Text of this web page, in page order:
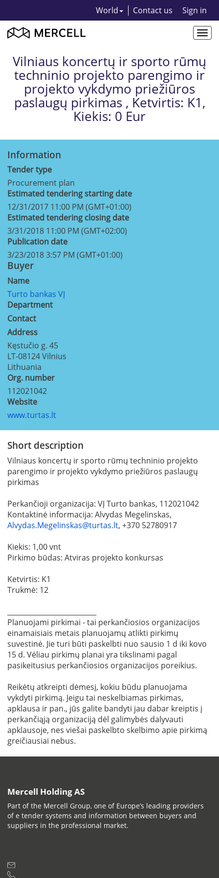
World Contact us Sign in
Vilniaus koncertų ir sporto rūmų
techninio projekto parengimo ir
projekto vykdymo priežiūros
paslaugų pirkimas , Ketvirtis: K1,
Kiekis: 0 Eur
Information
Tender type
Procurement plan
Estimated tendering starting date
12/31/2017 11:00 PM (GMT+01:00)
Estimated tendering closing date
3/31/2018 11:00 PM (GMT+02:00)
Publication date
3/23/2018 3:57 PM (GMT+01:00)
Buyer
Name
Turto bankas VĮ
Department
Contact
Address
Kęstučio g. 45
LT-08124Vilnius
Lithuania
Org. number
112021042
Website
www.turtas.lt
Short description
Vilniaus koncertų ir sporto rūmų techninio projekto
parengimo ir projekto vykdymo priežiūros paslaugų
pirkimas
Perkančioji organizacija: VĮ Turto bankas, 112021042
Kontaktinė informacija: Alvydas Megelinskas,
Alvydas.Megelinskas@turtas.lt, +370 52780917
Kiekis: 1,00 vnt
Pirkimo būdas: Atviras projekto konkursas
Ketvirtis: K1
Trukmė: 12
Planuojami pirkimai - tai perkančiosios organizacijos
einamaisiais metais planuojamų atlikti pirkimų
suvestinė. Jie turi būti paskelbti nuo sausio 1 d iki kovo
15 d. Vėliau pirkimų planai yra tikslinami pagal
pasikeitusius perkančiosios organizacijos poreikius.
Reikėtų atkreipti dėmesį, kokiu būdu planuojama
vykdyti pirkimą. Jeigu tai neskelbiamas pirkimas,
apklausa ir pan., jūs galite bandyti jau dabar kreiptis į
perkančiąją organizaciją dėl galimybės dalyvauti
apklausoje, nes viešai paskelbto skelbimo apie pirkimą
greičiausiai nebus.
Mercell Holding AS
Part of the Mercell Group, one of Europe’s leading providers
of e tender systems and information between buyers and
suppliers in the professional market.